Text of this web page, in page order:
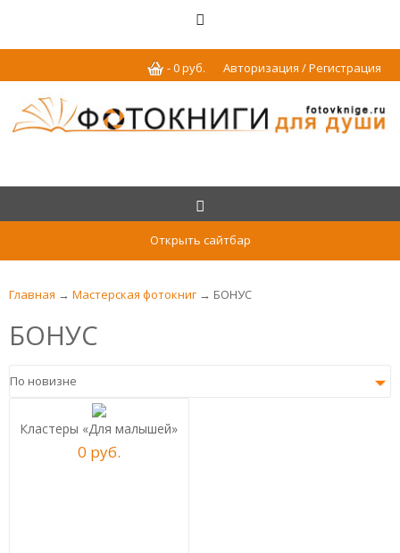
Авторизация / Регистрация
-0руб.
Открыть сайтбар
Главная → Мастерская фотокниг → БОНУС
БОНУС
Кластеры «Для малышей»
0 руб.